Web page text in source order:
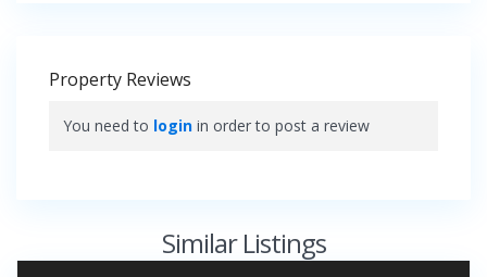
Property Reviews
You need to login in order to post a review
Similar Listings